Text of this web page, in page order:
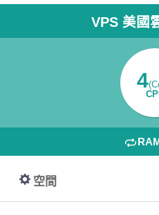
VPS 美國
4
空間